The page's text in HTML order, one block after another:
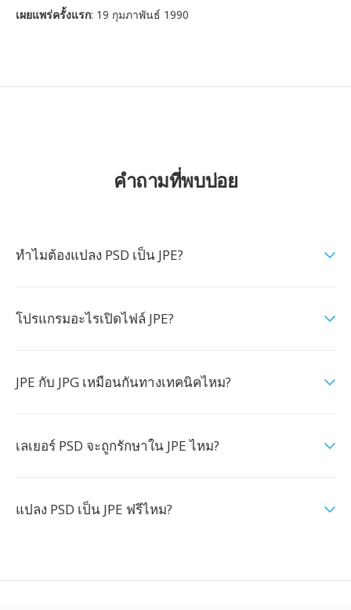
เผยแพร่ครั้งแรก: 19 กุมภาพันธ์ 1990
คำถามที่พบบ่อย
ทำไมต้องแปลง PSD เป็น JPE?
โปรแกรมอะไรเปิดไฟล์ JPE?
JPE กับ JPG เหมือนกันทางเทคนิคไหม?
เลเยอร์ PSD จะถูกรักษาใน JPE ไหม?
แปลง PSD เป็น JPE ฟรีไหม?